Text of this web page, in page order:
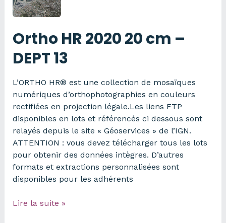
grande
échelle
sur
AMP
Ortho HR 2020 20 cm –
DEPT 13
L’ORTHO HR® est une collection de mosaïques
numériques d’orthophotographies en couleurs
rectifiées en projection légale.Les liens FTP
disponibles en lots et référencés ci dessous sont
relayés depuis le site « Géoservices » de l’IGN.
ATTENTION : vous devez télécharger tous les lots
pour obtenir des données intègres. D’autres
formats et extractions personnalisées sont
disponibles pour les adhérents
Ortho
Lire la suite »